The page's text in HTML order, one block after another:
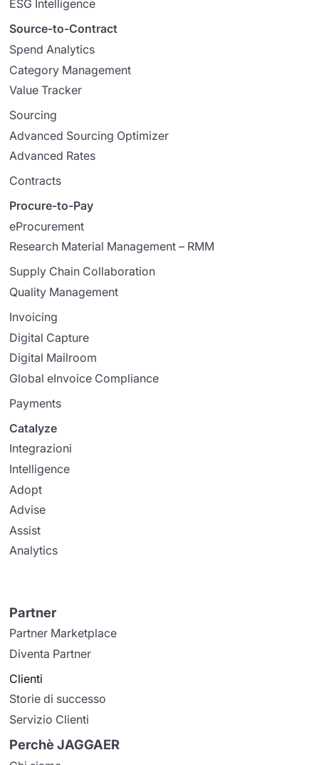
ESG Intelligence
Source-to-Contract
Spend Analytics
Category Management
Value Tracker
Sourcing
Advanced Sourcing Optimizer
Advanced Rates
Contracts
Procure-to-Pay
eProcurement
Research Material Management – RMM
Supply Chain Collaboration
Quality Management
Invoicing
Digital Capture
Digital Mailroom
Global eInvoice Compliance
Payments
Catalyze
Integrazioni
Intelligence
Adopt
Advise
Assist
Analytics
Partner
Partner Marketplace
Diventa Partner
Clienti
Storie di successo
Servizio Clienti
Perchè JAGGAER